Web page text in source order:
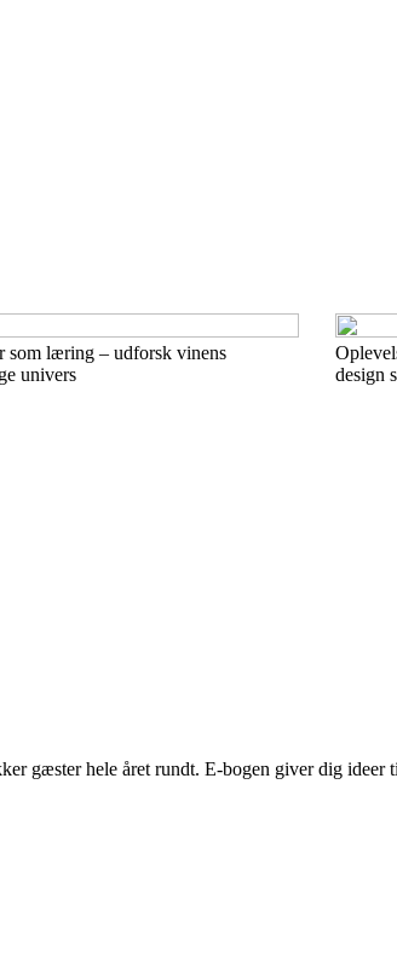
som læring – udforsk vinens
univers
design
gæster hele året rundt. E-bogen giver dig